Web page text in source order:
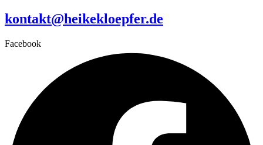
kontakt@heikekloepfer.de
Facebook